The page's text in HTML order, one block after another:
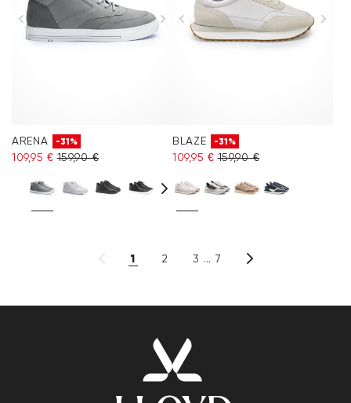
ARENA -31%
109,95 € 159,90 €
BLAZE -31%
109,95 € 159,90 €
1 2 3 7